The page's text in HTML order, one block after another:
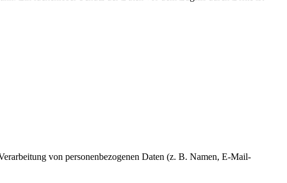
von personenbezogenen Daten (z. B. Namen, E-Mail-